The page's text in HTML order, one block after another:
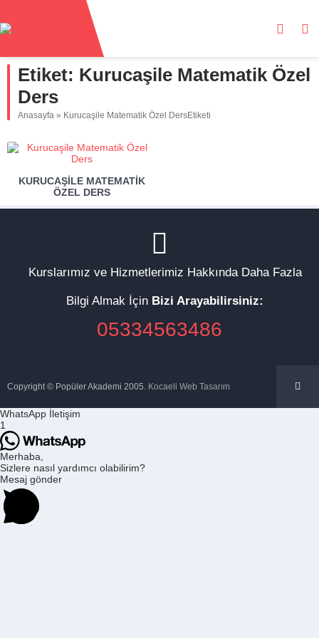
Etiket: Kurucaşile Matematik Özel
Ders
Anasayfa » Kurucaşile Matematik Özel DersEtiketi
KURUCAŞILE MATEMATIK
ÖZEL DERS
Kurslarımız ve Hizmetlerimiz Hakkında Daha Fazla
Bilgi Almak İçin Bizi Arayabilirsiniz:
05334563486
Copyright © Popüler Akademi 2005. Kocaeli Web Tasarım
WhatsApp İletişim
1
Merhaba,
Sizlere nasıl yardımcı olabilirim?
Mesaj gönder